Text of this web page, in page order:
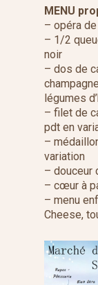
MENU
– opéra
– 1/2
noir
– dos de
légumes
– filet de
pdt en
–
variation
– douceur
– cœur à
– menu
Cheese,